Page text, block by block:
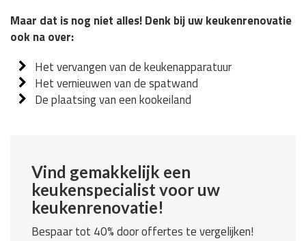
Maar dat is nog niet alles! Denk bij uw keukenrenovatie
ook na over:
Het vervangen van de keukenapparatuur
Het vernieuwen van de spatwand
De plaatsing van een kookeiland
Vind gemakkelijk een
keukenspecialist voor uw
keukenrenovatie!
Bespaar tot 40% door offertes te vergelijken!